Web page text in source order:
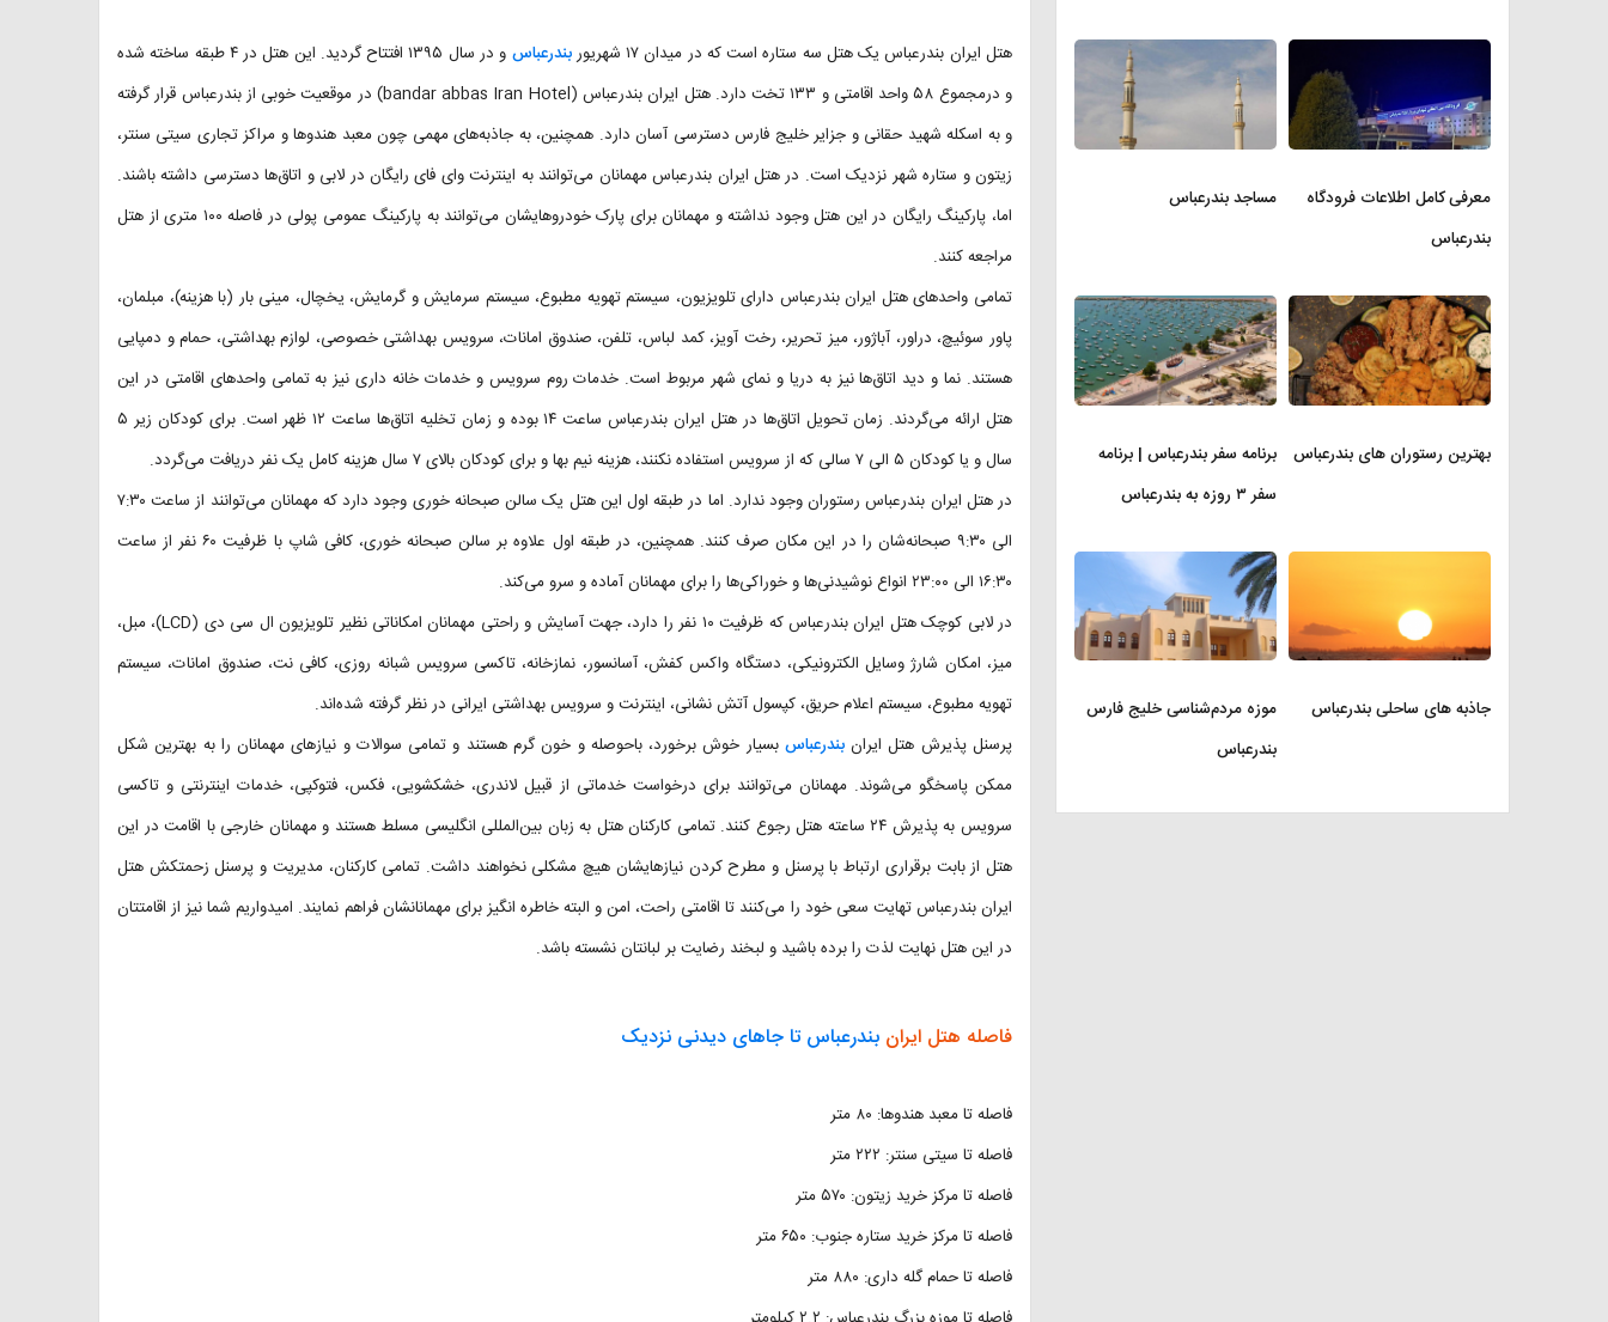
هتل ایران بندرعباس یک هتل سه ستاره است که در میدان ۱۷ شهریور بندرعباس
و در سال ۱۳۹۵ افتتاح گردید. این هتل در ۴ طبقه ساخته شده
و درمجموع ۵۸ واحد اقامتی و ۱۳۳ تخت دارد. هتل ایران بندرعباس (bandar abbas Iran Hotel) در موقعیت خوبی از بندرعباس قرار گرفته
و به اسکله شهید حقانی و جزایر خلیج فارس دسترسی آسان دارد. همچنین، به جاذبه‌های مهمی چون معبد هندوها و مراکز تجاری سیتی سنتر،
زیتون و ستاره شهر نزدیک است. در هتل ایران بندرعباس مهمانان می‌توانند به اینترنت وای فای رایگان در لابی و اتاق‌ها دسترسی داشته باشند.
اما، پارکینگ رایگان در این هتل وجود نداشته و مهمانان برای پارک خودروهایشان می‌توانند به پارکینگ عمومی پولی در فاصله ۱۰۰ متری از هتل
مراجعه کنند.
تمامی واحدهای هتل ایران بندرعباس دارای تلویزیون، سیستم تهویه مطبوع، سیستم سرمایش و گرمایش، یخچال، مینی بار (با هزینه)، مبلمان،
پاور سوئیچ، دراور، آباژور، میز تحریر، رخت آویز، کمد لباس، تلفن، صندوق امانات، سرویس بهداشتی خصوصی، لوازم بهداشتی، حمام و دمپایی
هستند. نما و دید اتاق‌ها نیز به دریا و نمای شهر مربوط است. خدمات روم سرویس و خدمات خانه داری نیز به تمامی واحدهای اقامتی در این
هتل ارائه می‌گردند. زمان تحویل اتاق‌ها در هتل ایران بندرعباس ساعت ۱۴ بوده و زمان تخلیه اتاق‌ها ساعت ۱۲ ظهر است. برای کودکان زیر ۵
سال و یا کودکان ۵ الی ۷ سالی که از سرویس استفاده نکنند، هزینه نیم بها و برای کودکان بالای ۷ سال هزینه کامل یک نفر دریافت می‌گردد.
در هتل ایران بندرعباس رستوران وجود ندارد. اما در طبقه اول این هتل یک سالن صبحانه خوری وجود دارد که مهمانان می‌توانند از ساعت ۷:۳۰
الی ۹:۳۰ صبحانه‌شان را در این مکان صرف کنند. همچنین، در طبقه اول علاوه بر سالن صبحانه خوری، کافی شاپ با ظرفیت ۶۰ نفر از ساعت
۱۶:۳۰ الی ۲۳:۰۰ انواع نوشیدنی‌ها و خوراکی‌ها را برای مهمانان آماده و سرو می‌کند.
در لابی کوچک هتل ایران بندرعباس که ظرفیت ۱۰ نفر را دارد، جهت آسایش و راحتی مهمانان امکاناتی نظیر تلویزیون ال سی دی (LCD)، مبل،
میز، امکان شارژ وسایل الکترونیکی، دستگاه واکس کفش، آسانسور، نمازخانه، تاکسی سرویس شبانه روزی، کافی نت، صندوق امانات، سیستم
تهویه مطبوع، سیستم اعلام حریق، کپسول آتش نشانی، اینترنت و سرویس بهداشتی ایرانی در نظر گرفته شده‌اند.
پرسنل پذیرش هتل ایرانبندرعباس بسیار خوش برخورد، باحوصله و خون گرم هستند و تمامی سوالات و نیازهای مهمانان را به بهترین شکل
ممکن پاسخگو می‌شوند. مهمانان می‌توانند برای درخواست خدماتی از قبیل لاندری، خشکشویی، فکس، فتوکپی، خدمات اینترنتی و تاکسی
سرویس به پذیرش ۲۴ ساعته هتل رجوع کنند. تمامی کارکنان هتل به زبان بین‌المللی انگلیسی مسلط هستند و مهمانان خارجی با اقامت در این
هتل از بابت برقراری ارتباط با پرسنل و مطرح کردن نیازهایشان هیچ مشکلی نخواهند داشت. تمامی کارکنان، مدیریت و پرسنل زحمتکش هتل
ایران بندرعباس تهایت سعی خود را می‌کنند تا اقامتی راحت، امن و البته خاطره انگیز برای مهمانانشان فراهم نمایند. امیدواریم شما نیز از اقامتتان
در این هتل نهایت لذت را برده باشید و لبخند رضایت بر لبانتان نشسته باشد.
فاصله هتل ایران بندرعباس تا جاهای دیدنی نزدیک
فاصله تا معبد هندوها: ۸۰ متر
فاصله تا سیتی سنتر: ۲۲۲ متر
فاصله تا مرکز خرید زیتون: ۵۷۰ متر
فاصله تا مرکز خرید ستاره جنوب: ۶۵۰ متر
فاصله تا حمام گله داری: ۸۸۰ متر
معرفی کامل اطلاعات فرودگاه
بندرعباس
مساجد بندرعباس
بهترین رستوران های بندرعباس
برنامه سفر بندرعباس | برنامه
سفر ۳ روزه به بندرعباس
جاذبه های ساحلی بندرعباس
موزه مردم‌شناسی خلیج فارس
بندرعباس